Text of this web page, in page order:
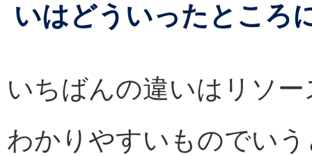
いはどういったところ
いちばんの違いはリソ
わかりやすいものでい